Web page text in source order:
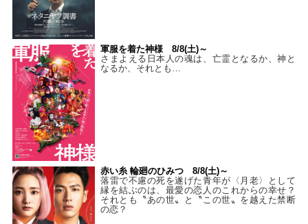
軍服を着た神様 8/8(土)～
さまよえる日本人の魂は、亡霊となるか、神と
なるか、それとも…
赤い糸 輪廻のひみつ 8/8(土)～
落雷で不慮の死を遂げた青年が〈月老〉として
縁を結ぶのは、最愛の恋人のこれからの幸せ？
それとも〝あの世〟と〝この世〟を越えた禁断
の恋？